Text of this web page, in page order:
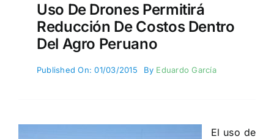
Uso De Drones Permitirá
Reducción De Costos Dentro
Del Agro Peruano
Published On: 01/03/2015 By Eduardo García
El uso de